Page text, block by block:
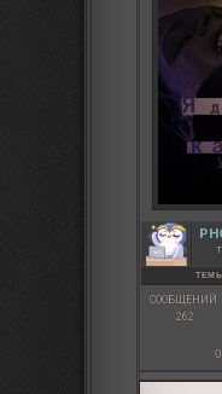
СООБЩЕНИЙ:
262